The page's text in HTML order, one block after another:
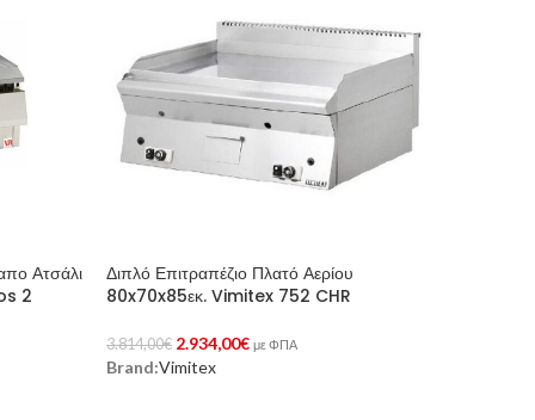
Ατσάλι
2
Διπλό Επιτραπέζιο Πλατό Αερίου
80x70x85εκ. Vimitex 752 CHR
3.814,00€ 2.934,00€ με ΦΠΑ
Προσθήκη Στο Καλάθι
Brand:Vimitex